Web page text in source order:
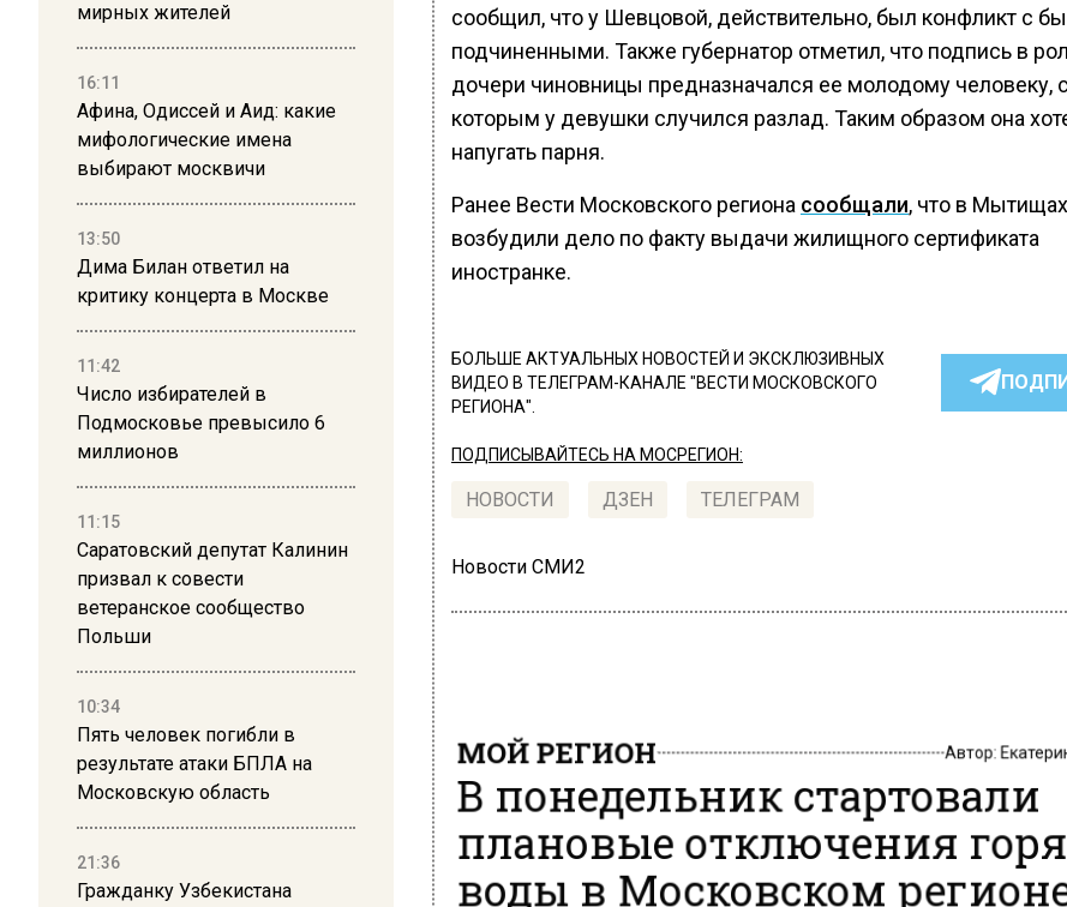
мирных жителей
16:11
Афина, Одиссей и Аид: какие
мифологические имена
выбирают москвичи
13:50
Дима Билан ответил на
критику концерта в Москве
11:42
Число избирателей в
Подмосковье превысило 6
миллионов
11:15
Саратовский депутат Калинин
призвал к совести
ветеранское сообщество
Польши
10:34
Пять человек погибли в
результате атаки БПЛА на
Московскую область
21:36
Гражданку Узбекистана
сообщил, что у Шевцовой, действительно, был конфликт с
подчиненными. Также губернатор отметил, что подпись в
дочери чиновницы предназначался ее молодому человеку, с
которым у девушки случился разлад. Таким образом она
напугать парня.
Ранее Вести Московского региона сообщали, что в
возбудили дело по факту выдачи жилищного сертификата
иностранке.
БОЛЬШЕ АКТУАЛЬНЫХ НОВОСТЕЙ И ЭКСКЛЮЗИВНЫХ
ВИДЕО В ТЕЛЕГРАМ-КАНАЛЕ "ВЕСТИ МОСКОВСКОГО
РЕГИОНА".
ПОДПИСЫВАЙТЕСЬ НА МОСРЕГИОН:
НОВОСТИ ДЗЕН ТЕЛЕГРАМ
Новости СМИ2
МОЙ РЕГИОН
В понедельник стартовали
плановые отключения
воды в Московском